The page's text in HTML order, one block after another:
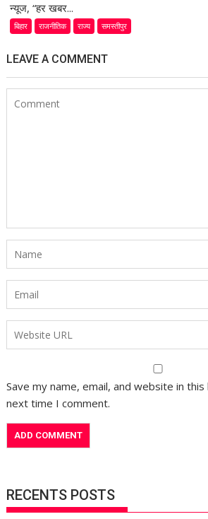
न्यूज, “हर खबर...
बिहार राजनीतिक राज्य समस्तीपुर
LEAVE A COMMENT
Save my name, email, and website in
next time I comment.
RECENTS POSTS